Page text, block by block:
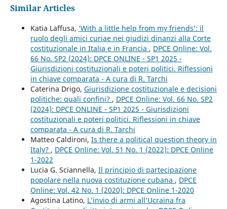
Similar Articles
Katia Laffusa, ‘With a little help from my friends’: il
ruolo degli amici curiae nei giudizi dinanzi alla Corte
costituzionale in Italia e in Francia , DPCE Online: Vol.
66 No. SP2 (2024): DPCE ONLINE - SP1 2025 -
Giurisdizioni costituzionali e poteri politici. Riflessioni
in chiave comparata - A cura di R. Tarchi
Caterina Drigo, Giurisdizione costituzionale e decisioni
politiche: quali confini? , DPCE Online: Vol. 66 No. SP2
(2024): DPCE ONLINE - SP1 2025 - Giurisdizioni
costituzionali e poteri politici. Riflessioni in chiave
comparata - A cura di R. Tarchi
Matteo Caldironi, Is there a political question theory in
Italy? , DPCE Online: Vol. 51 No. 1 (2022): DPCE Online
1-2022
Lucia G. Sciannella, Il principio di partecipazione
popolare nella nuova costituzione cubana , DPCE
Online: Vol. 42 No. 1 (2020): DPCE Online 1-2020
Agostina Latino, L’invio di armi all’Ucraina fra